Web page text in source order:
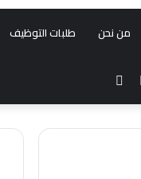
طلبات التوظيف من نحن
الوضع
المظلمعشوائي